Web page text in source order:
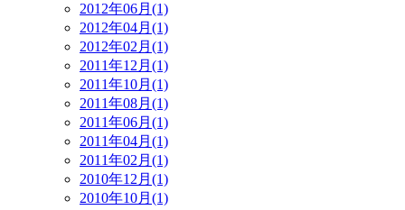
2012年06月(1)
2012年04月(1)
2012年02月(1)
2011年12月(1)
2011年10月(1)
2011年08月(1)
2011年06月(1)
2011年04月(1)
2011年02月(1)
2010年12月(1)
2010年10月(1)